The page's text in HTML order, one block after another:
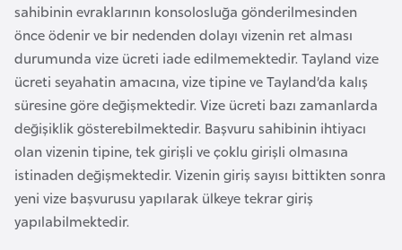
sahibinin evraklarının konsolosluğa gönderilmesinden
önce ödenir ve bir nedenden dolayı vizenin ret alması
durumunda vize ücreti iade edilmemektedir. Tayland vize
ücreti seyahatin amacına, vize tipine ve Tayland’da kalış
süresine göre değişmektedir. Vize ücreti bazı zamanlarda
değişiklik gösterebilmektedir. Başvuru sahibinin ihtiyacı
olan vizenin tipine, tek girişli ve çoklu girişli olmasına
istinaden değişmektedir. Vizenin giriş sayısı bittikten sonra
yeni vize başvurusu yapılarak ülkeye tekrar giriş
yapılabilmektedir.
C
i
b
u
t
i
Ç
i
n